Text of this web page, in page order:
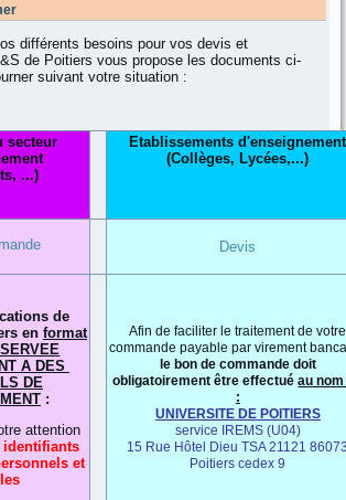
différents besoins pour vos devis et
de Poitiers vous propose les documents ci-
suivant votre situation :
secteur
...)
Etablissements d'enseignement
(Collèges, Lycées,...)
Devis
de
en format
A DES
DE
:
attention
identifiants
et
Afin de faciliter le traitement de votre
commande payable par virement
le bon de commande doit
obligatoirement être effectuéau
:
UNIVERSITE DE POITIERS
service IREMS (U04)
15 Rue Hôtel Dieu TSA 21121
Poitiers cedex 9